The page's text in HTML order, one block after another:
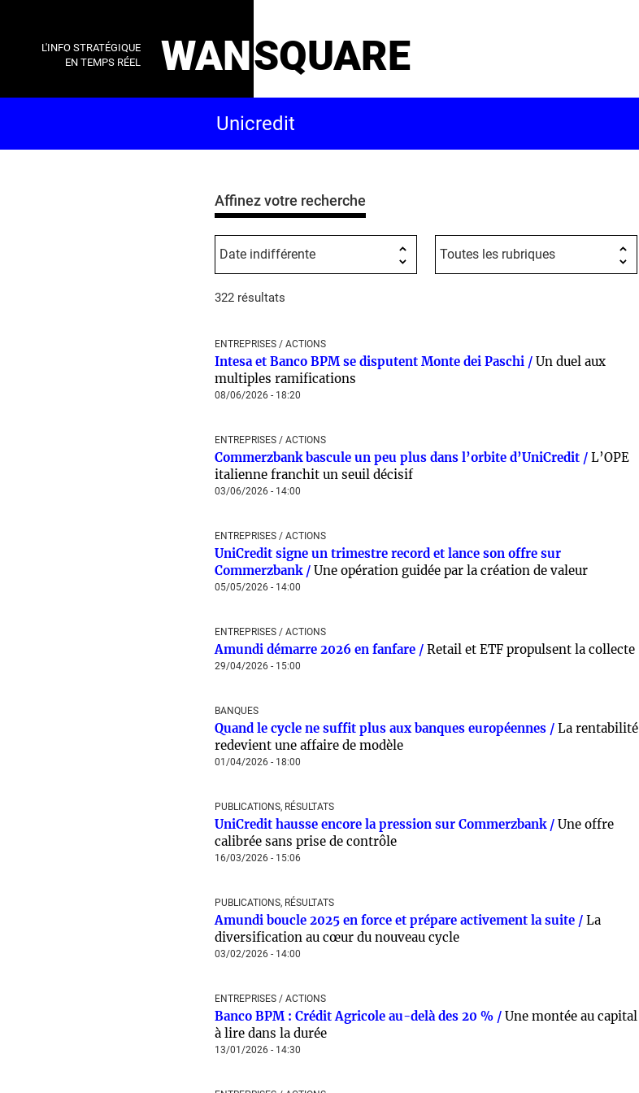
L'INFO STRATÉGIQUE
EN TEMPS RÉEL
WANSQUARE
Affinez votre recherche
322 résultats
ENTREPRISES / ACTIONS
Intesa et Banco BPM se disputent Monte dei Paschi / Un duel aux
multiples ramifications
08/06/2026 - 18:20
ENTREPRISES / ACTIONS
Commerzbank bascule un peu plus dans l’orbite d’UniCredit / L’OPE
italienne franchit un seuil décisif
03/06/2026 - 14:00
ENTREPRISES / ACTIONS
UniCredit signe un trimestre record et lance son offre sur
Commerzbank / Une opération guidée par la création de valeur
05/05/2026 - 14:00
ENTREPRISES / ACTIONS
Amundi démarre 2026 en fanfare / Retail et ETF propulsent la collecte
29/04/2026 - 15:00
BANQUES
Quand le cycle ne suffit plus aux banques européennes / La rentabilité
redevient une affaire de modèle
01/04/2026 - 18:00
PUBLICATIONS, RÉSULTATS
UniCredit hausse encore la pression sur Commerzbank / Une offre
calibrée sans prise de contrôle
16/03/2026 - 15:06
PUBLICATIONS, RÉSULTATS
Amundi boucle 2025 en force et prépare activement la suite / La
diversification au cœur du nouveau cycle
03/02/2026 - 14:00
ENTREPRISES / ACTIONS
Banco BPM : Crédit Agricole au-delà des 20 % / Une montée au capital
à lire dans la durée
13/01/2026 - 14:30